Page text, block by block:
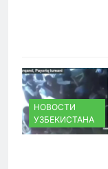
НОВОСТИ
УЗБЕКИСТАНА